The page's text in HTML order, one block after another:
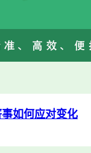
如何应对变化